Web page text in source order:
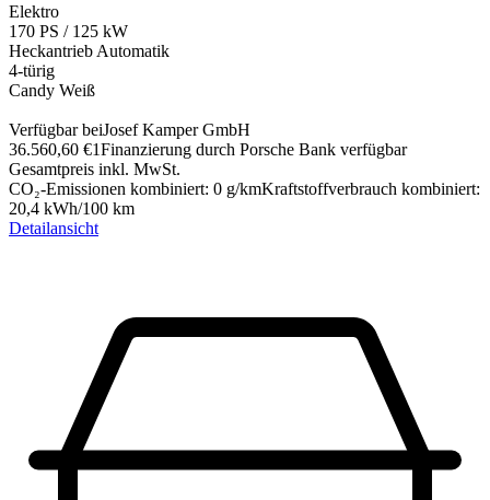
Elektro
170 PS / 125 kW
Heckantrieb Automatik
4-türig
Candy Weiß
Verfügbar beiJosef Kamper GmbH
36.560,60 €1Finanzierung durch Porsche Bank verfügbar
Gesamtpreis inkl. MwSt.
CO₂-Emissionen kombiniert: 0 g/kmKraftstoffverbrauch kombiniert:
20,4 kWh/100 km
Detailansicht